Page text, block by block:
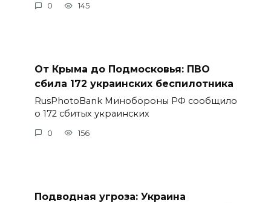
0 145
От Крыма до Подмосковья: ПВО
сбила 172 украинских беспилотника
RusPhotoBank Минобороны РФ сообщило
о 172 сбитых украинских
0 156
Подводная угроза: Украина